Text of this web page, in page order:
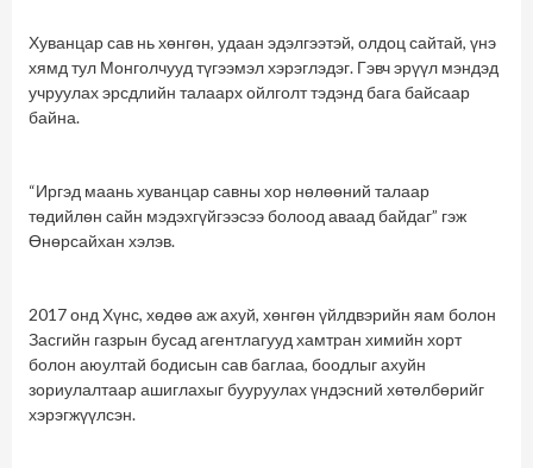
Хуванцар сав нь хөнгөн, удаан эдэлгээтэй, олдоц сайтай, үнэ
хямд тул Монголчууд түгээмэл хэрэглэдэг. Гэвч эрүүл мэндэд
учруулах эрсдлийн талаарх ойлголт тэдэнд бага байсаар
байна.
“Иргэд маань хуванцар савны хор нөлөөний талаар
төдийлөн сайн мэдэхгүйгээсээ болоод аваад байдаг” гэж
Өнөрсайхан хэлэв.
2017 онд Хүнс, хөдөө аж ахуй, хөнгөн үйлдвэрийн яам болон
Засгийн газрын бусад агентлагууд хамтран химийн хорт
болон аюултай бодисын сав баглаа, боодлыг ахуйн
зориулалтаар ашиглахыг бууруулах үндэсний хөтөлбөрийг
хэрэгжүүлсэн.